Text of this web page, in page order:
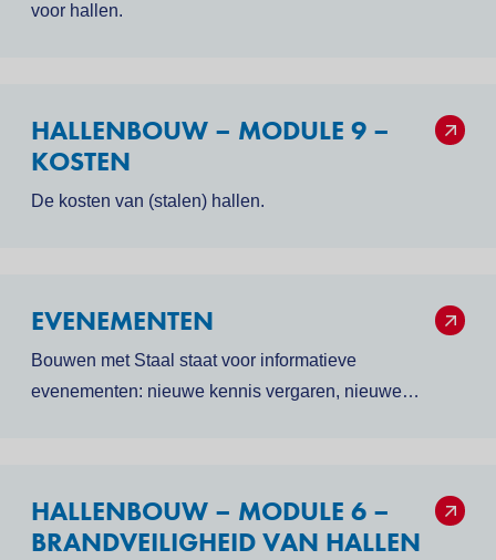
voor hallen.
HALLENBOUW – MODULE 9 –
KOSTEN
De kosten van (stalen) hallen.
EVENEMENTEN
Bouwen met Staal staat voor informatieve
evenementen: nieuwe kennis vergaren, nieuwe
HALLENBOUW – MODULE 6 –
BRANDVEILIGHEID VAN HALLEN